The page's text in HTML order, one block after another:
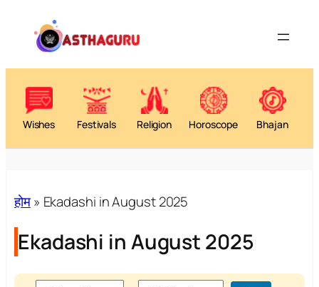
content
Wishes Festivals Religion Horoscope Bhajan
होम» Ekadashi in August 2025
Ekadashi in August 2025